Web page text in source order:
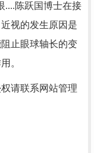
....陈跃国博士在接
视的发生原因是
止眼球轴长的变
。
请联系网站管理